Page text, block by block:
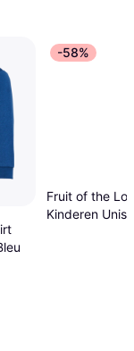
-58%
Fruit of the
Kinderen